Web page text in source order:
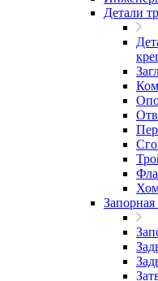
Детали